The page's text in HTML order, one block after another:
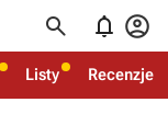
  
Listy Recenzje